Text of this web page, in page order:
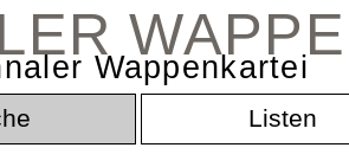
Wappenkartei
Listen